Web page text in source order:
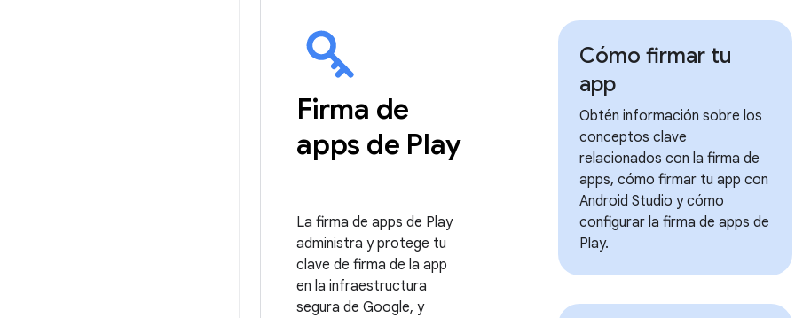
Firma de
apps de Play
La firma de apps de Play
administra y protege tu
clave de firma de la app
en la infraestructura
segura de Google, y
Cómo firmar tu
app
Obtén información sobre los
conceptos clave
relacionados con la firma de
apps, cómo firmar tu app con
Android Studio y cómo
configurar la firma de apps de
Play.